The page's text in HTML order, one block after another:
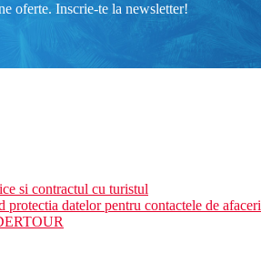
oferte. Inscrie-te la newsletter!
si contractul cu turistul
datelor pentru contactele de afaceri